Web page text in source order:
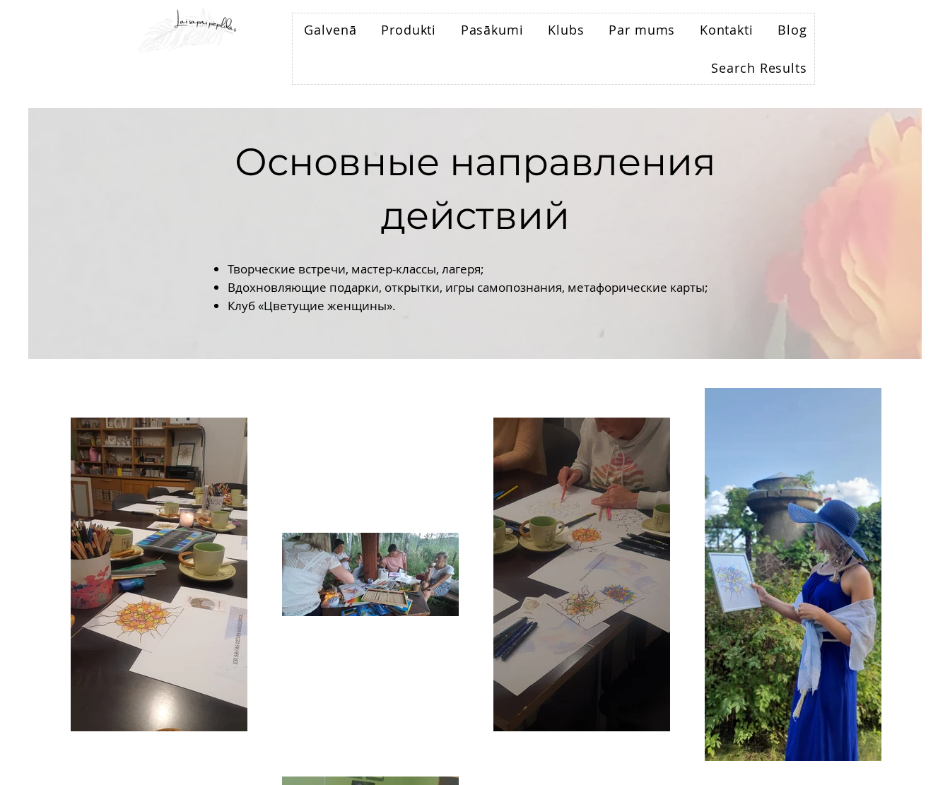
Galvenā Produkti Pasākumi Klubs Par mums Kontakti Blog
Search Results
Основные направления
действий
Творческие встречи, мастер-классы, лагеря;
Вдохновляющие подарки, открытки, игры самопознания, метафорические карты;
Клуб «Цветущие женщины».